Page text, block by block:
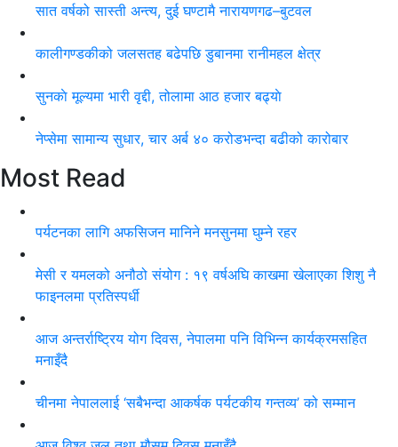
सात वर्षको सास्ती अन्त्य, दुई घण्टामै नारायणगढ–बुटवल
कालीगण्डकीको जलसतह बढेपछि डुबानमा रानीमहल क्षेत्र
सुनकाे मूल्यमा भारी वृद्दी, तोलामा आठ हजार बढ्याे
नेप्सेमा सामान्य सुधार, चार अर्ब ४० करोडभन्दा बढीको कारोबार
Most Read
पर्यटनका लागि अफसिजन मानिने मनसुनमा घुम्ने रहर
मेसी र यमलको अनौठो संयोग : १९ वर्षअघि काखमा खेलाएका शिशु नै
फाइनलमा प्रतिस्पर्धी
आज अन्तर्राष्ट्रिय योग दिवस, नेपालमा पनि विभिन्न कार्यक्रमसहित
मनाइँदै
चीनमा नेपाललाई ‘सबैभन्दा आकर्षक पर्यटकीय गन्तव्य’ को सम्मान